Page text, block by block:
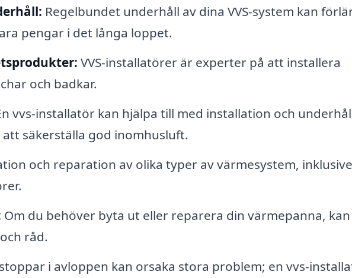
Regelbundet underhåll av dina VVS-system kan
pengar i det långa loppet.
VVS-installatörer är experter på att installera
och badkar.
vvs-installatör kan hjälpa till med installation och
säkerställa god inomhusluft.
och reparation av olika typer av värmesystem, inklusive
Om du behöver byta ut eller reparera din värmepanna,
råd.
i avloppen kan orsaka stora problem; en vvs-